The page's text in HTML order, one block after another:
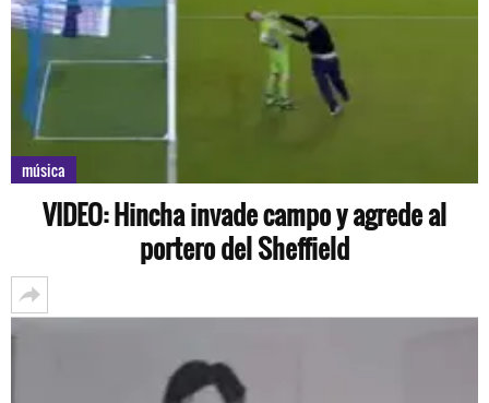
música
VIDEO: Hincha invade campo y agrede al
portero del Sheffield